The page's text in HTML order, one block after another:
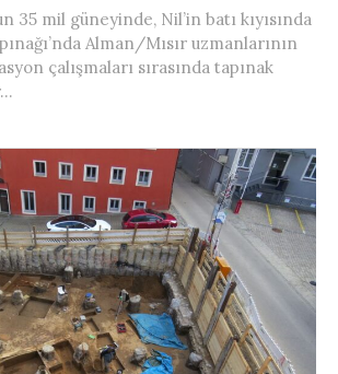
35 mil güneyinde, Nil’in batı kıyısında
Alman/Mısır uzmanlarının
çalışmaları sırasında tapınak